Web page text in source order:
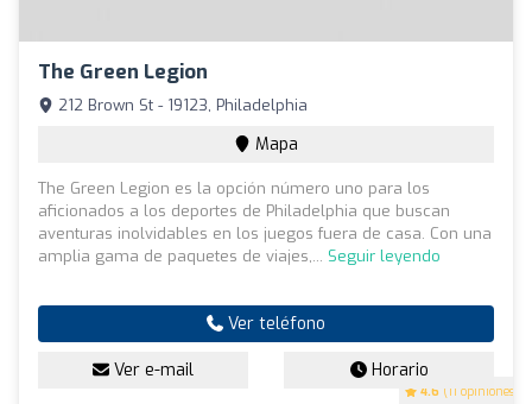
The Green Legion
4.6 (11 opiniones)
212 Brown St - 19123, Philadelphia
Mapa
The Green Legion es la opción número uno para los
aficionados a los deportes de Philadelphia que buscan
aventuras inolvidables en los juegos fuera de casa. Con una
amplia gama de paquetes de viajes,... Seguir leyendo
Ver teléfono
Ver e-mail Horario